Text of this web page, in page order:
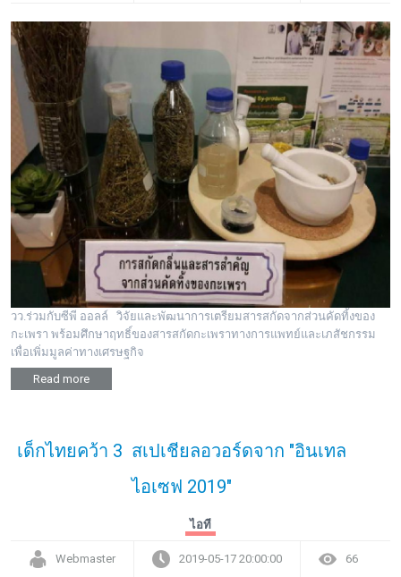
วว.ร่วมกับซีพี ออลล์ วิจัยและพัฒนาการเตรียมสารสกัดจากส่วนคัดทิ้งของ
กะเพรา พร้อมศึกษาฤทธิ์ของสารสกัดกะเพราทางการแพทย์และเภสัชกรรม
เพื่อเพิ่มมูลค่าทางเศรษฐกิจ
Read more
เด็กไทยคว้า 3 สเปเชียลอวอร์ดจาก "อินเทล
ไอเซฟ 2019"
ไอที
Webmaster 2019-05-17 20:00:00 66